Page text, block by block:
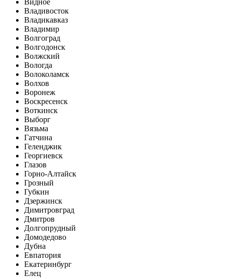
Владивосток
Владикавказ
Владимир
Волгоград
Волгодонск
Волжский
Вологда
Волоколамск
Волхов
Воронеж
Воскресенск
Воткинск
Выборг
Вязьма
Гатчина
Геленджик
Георгиевск
Глазов
Горно-Алтайск
Грозный
Губкин
Дзержинск
Димитровград
Дмитров
Долгопрудный
Домодедово
Дубна
Евпатория
Екатеринбург
Елец